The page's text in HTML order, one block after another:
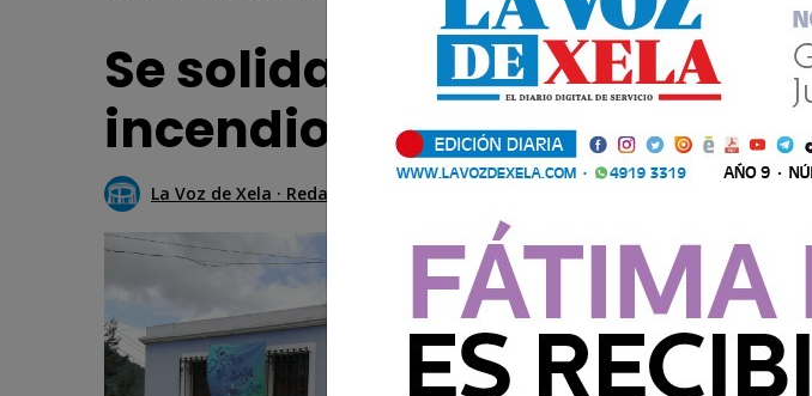
Se solidarizan para apagar
incendio
La Voz de Xela · Redacción